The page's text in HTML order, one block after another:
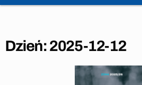
Dzień:2025-12-12